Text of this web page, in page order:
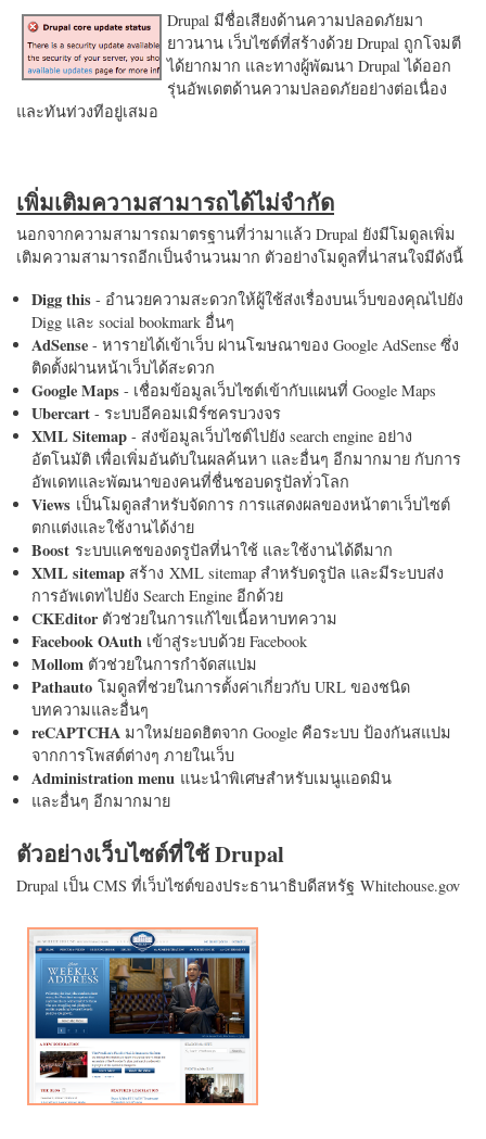
Drupal มีชื่อเสียงด้านความปลอดภัยมา
ยาวนาน เว็บไซต์ที่สร้างด้วย Drupal ถูกโจมตี
ได้ยากมาก และทางผู้พัฒนา Drupal ได้ออก
รุ่นอัพเดตด้านความปลอดภัยอย่างต่อเนื่อง
และทันท่วงทีอยู่เสมอ
เพิ่มเติมความสามารถได้ไม่จำกัด
นอกจากความสามารถมาตรฐานที่ว่ามาแล้ว Drupal ยังมีโมดูลเพิ่ม
เติมความสามารถอีกเป็นจำนวนมาก ตัวอย่างโมดูลที่น่าสนใจมีดังนี้
Digg this - อำนวยความสะดวกให้ผู้ใช้ส่งเรื่องบนเว็บของคุณไปยัง
Digg และ social bookmark อื่นๆ
AdSense - หารายได้เข้าเว็บ ผ่านโฆษณาของ Google AdSense ซึ่ง
ติดตั้งผ่านหน้าเว็บได้สะดวก
Google Maps - เชื่อมข้อมูลเว็บไซต์เข้ากับแผนที่ Google Maps
Ubercart - ระบบอีคอมเมิร์ซครบวงจร
XML Sitemap - ส่งข้อมูลเว็บไซต์ไปยัง search engine อย่าง
อัตโนมัติ เพื่อเพิ่มอันดับในผลค้นหา และอื่นๆ อีกมากมาย กับการ
อัพเดทและพัฒนาของคนที่ชื่นชอบดรูปัลทั่วโลก
Views เป็นโมดูลสำหรับจัดการ การแสดงผลของหน้าตาเว็บไซต์
ตกแต่งและใช้งานได้ง่าย
Boost ระบบแคชของดรูปัลที่น่าใช้ และใช้งานได้ดีมาก
XML sitemap สร้าง XML sitemap สำหรับดรูปัล และมีระบบส่ง
การอัพเดทไปยัง Search Engine อีกด้วย
CKEditorตัวช่วยในการแก้ไขเนื้อหาบทความ
Facebook OAuth เข้าสู่ระบบด้วย Facebook
Mollom ตัวช่วยในการกำจัดสแปม
Pathauto โมดูลที่ช่วยในการตั้งค่าเกี่ยวกับ URL ของชนิด
บทความและอื่นๆ
reCAPTCHA มาใหม่ยอดฮิตจาก Google คือระบบ ป้องกันสแปม
จากการโพสต์ต่างๆ ภายในเว็บ
Administration menu แนะนำพิเศษสำหรับเมนูแอดมิน
และอื่นๆ อีกมากมาย
ตัวอย่างเว็บไซต์ที่ใช้ Drupal
Drupal เป็น CMS ที่เว็บไซต์ของประธานาธิบดีสหรัฐ Whitehouse.gov